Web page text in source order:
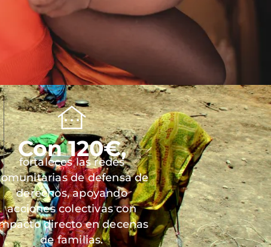
Con 120€,
fortaleces las redes
de defensa de
derechos, apoyando
acciones colectivas con
directo en decenas
de familias.